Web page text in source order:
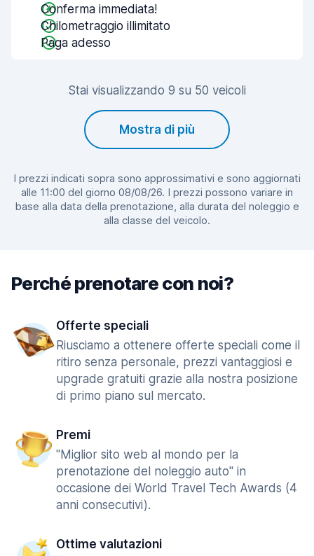
Conferma immediata!
Chilometraggio illimitato
Paga adesso
Stai visualizzando 9 su 50 veicoli
Mostra di più
I prezzi indicati sopra sono approssimativi e sono aggiornati
alle 11:00 del giorno 08/08/26. I prezzi possono variare in
base alla data della prenotazione, alla durata del noleggio e
alla classe del veicolo.
Perché prenotare con noi?
Offerte speciali
Riusciamo a ottenere offerte speciali come il
ritiro senza personale, prezzi vantaggiosi e
upgrade gratuiti grazie alla nostra posizione
di primo piano sul mercato.
Premi
"Miglior sito web al mondo per la
prenotazione del noleggio auto" in
occasione dei World Travel Tech Awards (4
anni consecutivi).
Ottime valutazioni